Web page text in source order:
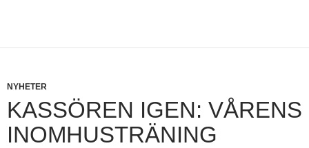
NYHETER
KASSÖREN IGEN: VÅRENS
INOMHUSTRÄNING